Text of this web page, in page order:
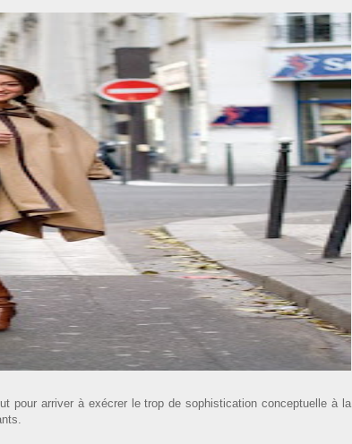
pour arriver à exécrer le trop de sophistication conceptuelle à la